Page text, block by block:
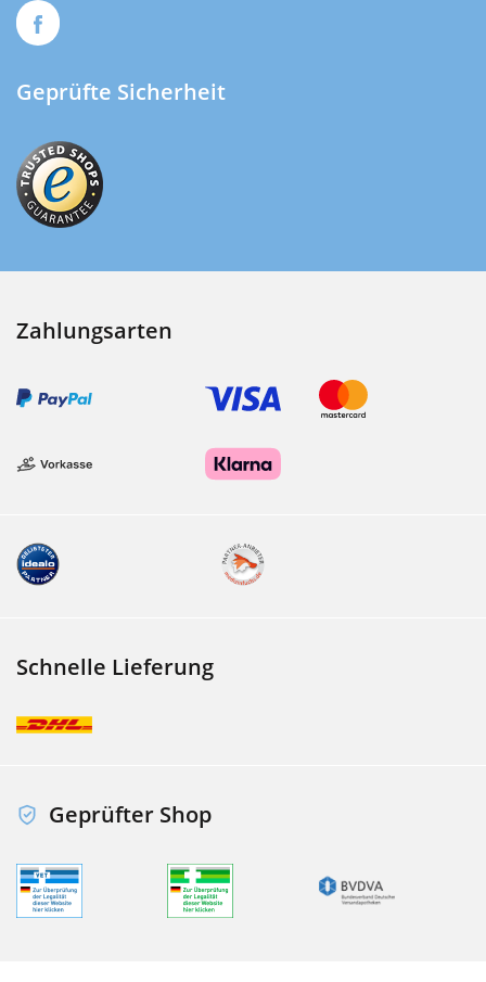
Geprüfte Sicherheit
Zahlungsarten
Schnelle Lieferung
Geprüfter Shop